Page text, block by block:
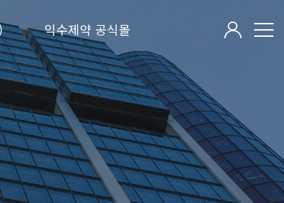
익수제약 공식몰